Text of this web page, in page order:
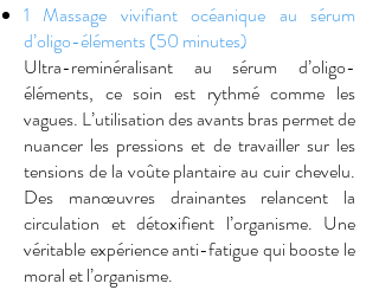
1 Massage vivifiant océanique au sérum
d’oligo-éléments (50 minutes)
Ultra-reminéralisant au sérum d’oligo-
éléments, ce soin est rythmé comme les
vagues. L’utilisation des avants bras permet de
nuancer les pressions et de travailler sur les
tensions de la voûte plantaire au cuir chevelu.
Des manœuvres drainantes relancent la
circulation et détoxifient l’organisme. Une
véritable expérience anti-fatigue qui booste le
moral et l’organisme.